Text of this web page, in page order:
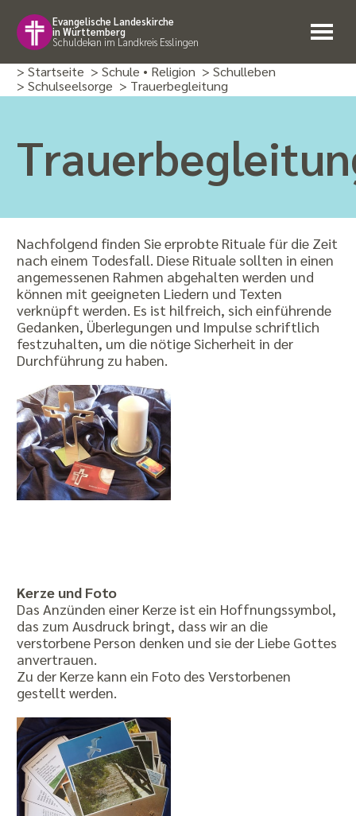
Evangelische Landeskirche
in Württemberg
Schuldekan im Landkreis Esslingen
> Startseite > Schule • Religion > Schulleben
> Schulseelsorge > Trauerbegleitung
Nachfolgend finden Sie erprobte Rituale für die Zeit
nach einem Todesfall. Diese Rituale sollten in einen
angemessenen Rahmen abgehalten werden und
können mit geeigneten Liedern und Texten
verknüpft werden. Es ist hilfreich, sich einführende
Gedanken, Überlegungen und Impulse schriftlich
festzuhalten, um die nötige Sicherheit in der
Durchführung zu haben.
Kerze und Foto
Das Anzünden einer Kerze ist ein Hoffnungssymbol,
das zum Ausdruck bringt, dass wir an die
verstorbene Person denken und sie der Liebe Gottes
anvertrauen.
Zu der Kerze kann ein Foto des Verstorbenen
gestellt werden.